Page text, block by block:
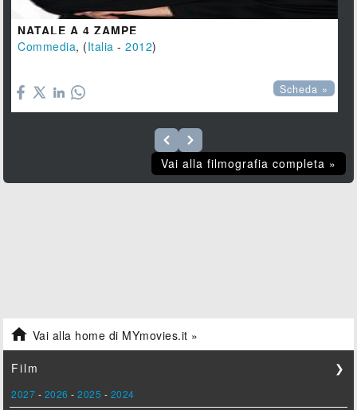
NATALE A 4 ZAMPE
Commedia, (Italia -2012)
Scheda »
Vai alla filmografia completa »
 Vai alla home di MYmovies.it »
Film ❯
2027 - 2026 -2025 - 2024